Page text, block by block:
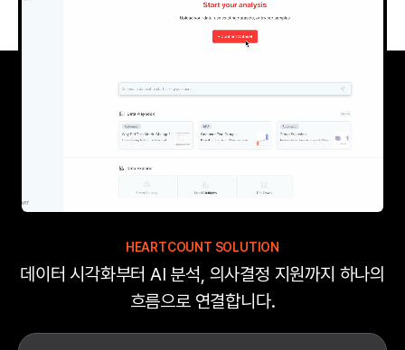
HEARTCOUNT SOLUTION
데이터 시각화부터 AI 분석, 의사결정 지원까지 하나의
흐름으로 연결합니다.